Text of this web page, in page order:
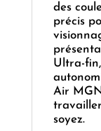
des
précis
Ultra-
Air
soyez.